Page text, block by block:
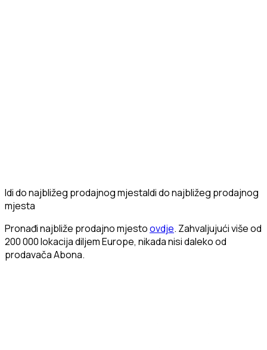
Idi do najbližeg prodajnog mjestaIdi do najbližeg prodajnog
mjesta
Pronađi najbliže prodajno mjestoovdje. Zahvaljujući više od
200 000 lokacija diljem Europe, nikada nisi daleko od
prodavača Abona.